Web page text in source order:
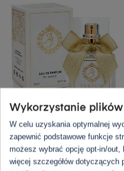
AJ Deluxe 22
Wykorzystanie
W celu uzyskania optymalnej
zapewnić podstawowe funkcje
możesz wybrać opcję opt-in/
więcej szczegółów